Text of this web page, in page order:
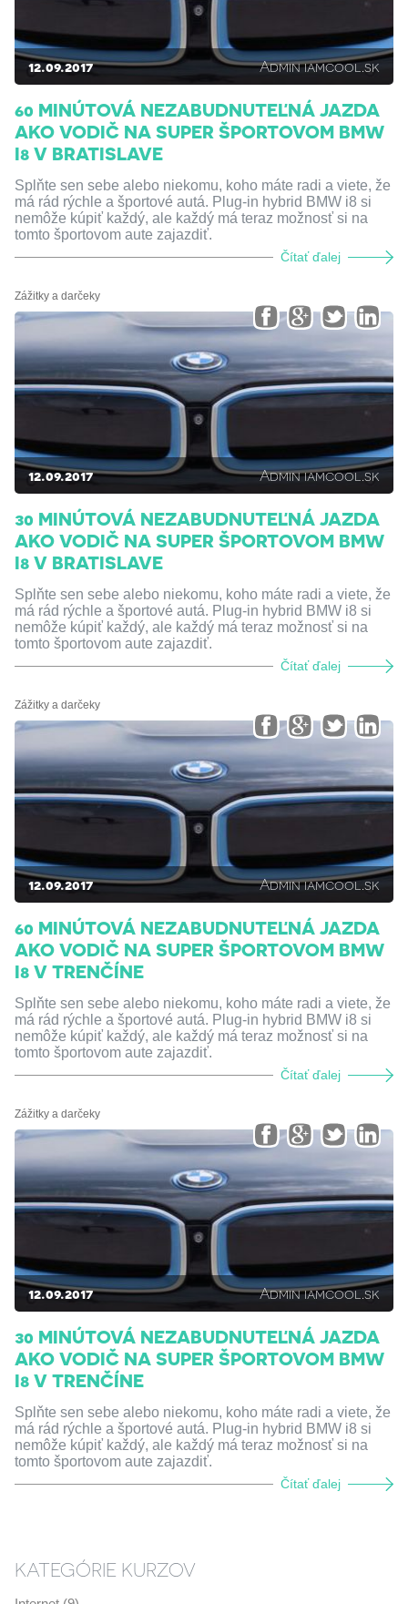
12.09.2017 Admin iamcool.sk
60 MINÚTOVÁ NEZABUDNUTEĽNÁ JAZDA
AKO VODIČ NA SUPER ŠPORTOVOM BMW
I8 V BRATISLAVE
Splňte sen sebe alebo niekomu, koho máte radi a viete, že
má rád rýchle a športové autá. Plug-in hybrid BMW i8 si
nemôže kúpiť každý, ale každý má teraz možnosť si na
tomto športovom aute zajazdiť.
Čítať ďalej
Zážitky a darčeky
12.09.2017 Admin iamcool.sk
30 MINÚTOVÁ NEZABUDNUTEĽNÁ JAZDA
AKO VODIČ NA SUPER ŠPORTOVOM BMW
I8 V BRATISLAVE
Splňte sen sebe alebo niekomu, koho máte radi a viete, že
má rád rýchle a športové autá. Plug-in hybrid BMW i8 si
nemôže kúpiť každý, ale každý má teraz možnosť si na
tomto športovom aute zajazdiť.
Čítať ďalej
Zážitky a darčeky
12.09.2017 Admin iamcool.sk
60 MINÚTOVÁ NEZABUDNUTEĽNÁ JAZDA
AKO VODIČ NA SUPER ŠPORTOVOM BMW
I8 V TRENČÍNE
Splňte sen sebe alebo niekomu, koho máte radi a viete, že
má rád rýchle a športové autá. Plug-in hybrid BMW i8 si
nemôže kúpiť každý, ale každý má teraz možnosť si na
tomto športovom aute zajazdiť.
Čítať ďalej
Zážitky a darčeky
12.09.2017 Admin iamcool.sk
30 MINÚTOVÁ NEZABUDNUTEĽNÁ JAZDA
AKO VODIČ NA SUPER ŠPORTOVOM BMW
I8 V TRENČÍNE
Splňte sen sebe alebo niekomu, koho máte radi a viete, že
má rád rýchle a športové autá. Plug-in hybrid BMW i8 si
nemôže kúpiť každý, ale každý má teraz možnosť si na
tomto športovom aute zajazdiť.
Čítať ďalej
KATEGÓRIE KURZOV